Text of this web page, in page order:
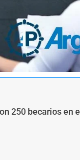
250 becarios en el